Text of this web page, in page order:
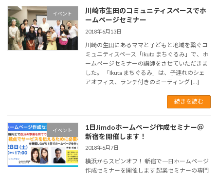
イベント
川崎市生田のコミュニティスペースでホ
ームページセミナー
2018年6月13日
川崎の生田にあるママと子どもと地域を繋ぐコ
ミュニティスペース「Ikuta まちぐるみ」で、ホ
ームページセミナーの講師をさせていただきま
した。 「Ikuta まちぐるみ」は、子連れのシェ
アオフィス、ランチ付きのミーティング […]
続きを読む
イベント
1日Jimdoホームページ作成セミナー＠
新宿を開催します！
2018年6月7日
横浜からスピンオフ！ 新宿で一日ホームページ
作成セミナーを開催します 起業セミナーの専門